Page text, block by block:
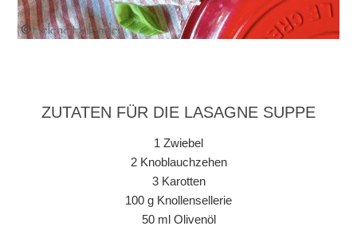
ZUTATEN FÜR DIE LASAGNE SUPPE
1 Zwiebel
2 Knoblauchzehen
3 Karotten
100 g Knollensellerie
50 ml Olivenöl